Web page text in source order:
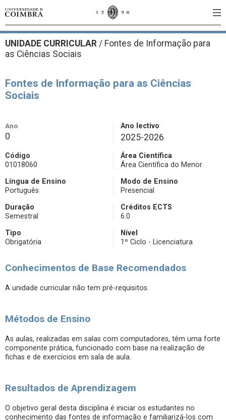
UNIDADE CURRICULAR / Fontes de Informação para
as Ciências Sociais
Fontes de Informação para as Ciências
Sociais
Ano
0
Ano lectivo
2025-2026
Código
01018060
Área Científica
Área Científica do Menor
Língua de Ensino
Português
Modo de Ensino
Presencial
Duração
Semestral
Créditos ECTS
6.0
Tipo
Obrigatória
Nível
1º Ciclo - Licenciatura
Conhecimentos de Base Recomendados
A unidade curricular não tem pré-requisitos.
Métodos de Ensino
As aulas, realizadas em salas com computadores, têm uma forte
componente prática, funcionado com base na realização de
fichas e de exercícios em sala de aula.
Resultados de Aprendizagem
O objetivo geral desta disciplina é iniciar os estudantes no
conhecimento das fontes de informação e familiarizá-los com